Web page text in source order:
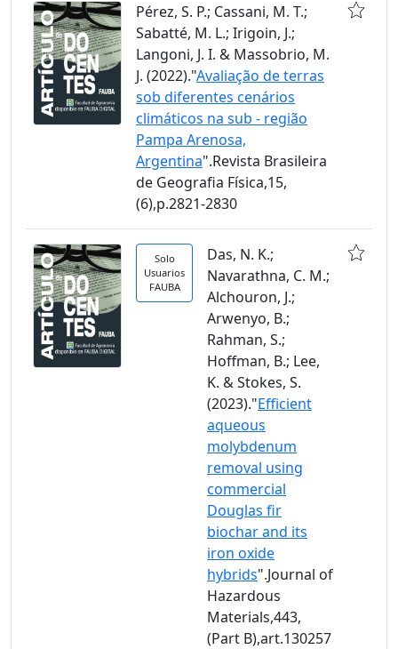
Pérez, S. P.; Cassani, M. T.;
Sabatté, M. L.; Irigoin, J.;
Langoni, J. I. & Massobrio, M.
J. (2022)."Avaliação de terras
sob diferentes cenários
climáticos na sub - região
Pampa Arenosa,
Argentina".Revista Brasileira
de Geografia Física,15,
(6),p.2821-2830
Solo
Usuarios
FAUBA
Das, N. K.;
Navarathna, C. M.;
Alchouron, J.;
Arwenyo, B.;
Rahman, S.;
Hoffman, B.; Lee,
K. & Stokes, S.
(2023)."Efficient
aqueous
molybdenum
removal using
commercial
Douglas fir
biochar and its
iron oxide
hybrids".Journal of
Hazardous
Materials,443,
(Part B),art.130257